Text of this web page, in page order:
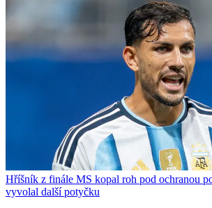
Hříšník z finále MS kopal roh pod ochranou
vyvolal další potyčku